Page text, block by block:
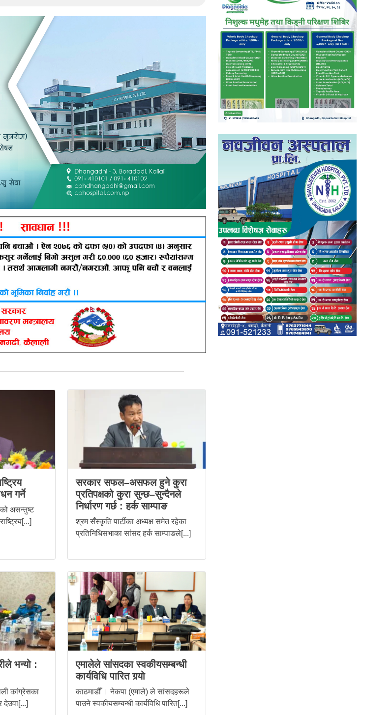
गर्ने
असन्तुष्ट
सरकार सफल–असफल हुने कुरा
प्रतिपक्षको कुरा सुन्छ–सुन्दैनले
निर्धारण गर्छ : हर्क साम्पाङ
श्रम सँस्कृति पार्टीका अध्यक्ष समेत रहेका
प्रतिनिधिसभाका सांसद हर्क साम्पाङले[...]
भन्यो :
कांग्रेसका
देउवा[...]
एमालेले सांसदका स्वकीयसम्बन्धी
कार्यविधि पारित गर्‍यो
काठमाडौँ । नेकपा (एमाले) ले सांसदहरूले
पाउने स्वकीयसम्बन्धी कार्यविधि पारित[...]